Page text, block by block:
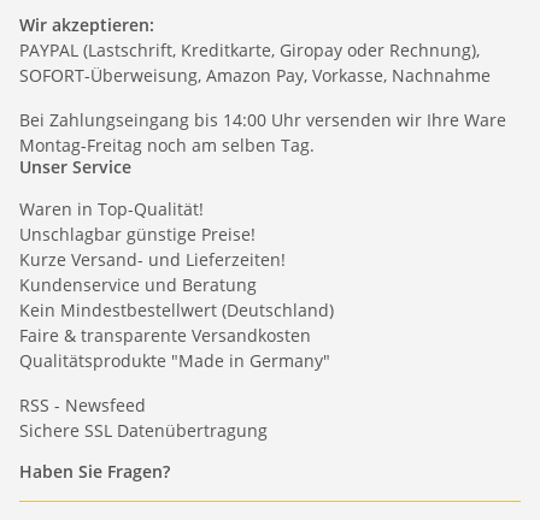
Wir akzeptieren:
PAYPAL (Lastschrift, Kreditkarte, Giropay oder Rechnung),
SOFORT-Überweisung, Amazon Pay, Vorkasse, Nachnahme
Bei Zahlungseingang bis 14:00 Uhr versenden wir Ihre Ware
Montag-Freitag noch am selben Tag.
Unser Service
Waren in Top-Qualität!
Unschlagbar günstige Preise!
Kurze Versand- und Lieferzeiten!
Kundenservice und Beratung
Kein Mindestbestellwert (Deutschland)
Faire & transparente Versandkosten
Qualitätsprodukte "Made in Germany"
RSS - Newsfeed
Sichere SSL Datenübertragung
Haben Sie Fragen?